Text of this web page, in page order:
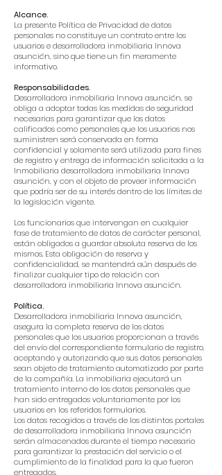
Alcance.
La presente Política de Privacidad de datos
personales no constituye un contrato entre los
usuarios e desarrolladora inmobiliaria Innova
asunción, sino que tiene un fin meramente
informativo.
Responsabilidades.
Desarrolladora inmobiliaria Innova asunción, se
obliga a adoptar todas las medidas de seguridad
necesarias para garantizar que los datos
calificados como personales que los usuarios nos
suministren será conservada en forma
confidencial y solamente será utilizada para fines
de registro y entrega de información solicitada a la
Inmobiliaria desarrolladora inmobiliaria Innova
asunción, y con el objeto de proveer información
que podría ser de su interés dentro de los límites de
la legislación vigente.
Los funcionarios que intervengan en cualquier
fase de tratamiento de datos de carácter personal,
están obligados a guardar absoluta reserva de los
mismos. Esta obligación de reserva y
confidencialidad, se mantendrá aún después de
finalizar cualquier tipo de relación con
desarrolladora inmobiliaria Innova asunción.
Política.
Desarrolladora inmobiliaria Innova asunción,
asegura la completa reserva de los datos
personales que los usuarios proporcionan a través
del envío del correspondiente formulario de registro,
aceptando y autorizando que sus datos personales
sean objeto de tratamiento automatizado por parte
de la compañía. La inmobiliaria ejecutará un
tratamiento interno de los datos personales que
han sido entregados voluntariamente por los
usuarios en los referidos formularios.
Los datos recogidos a través de los distintos portales
de desarrolladora inmobiliaria Innova asunción
serán almacenados durante el tiempo necesario
para garantizar la prestación del servicio o el
cumplimiento de la finalidad para la que fueron
entregados.